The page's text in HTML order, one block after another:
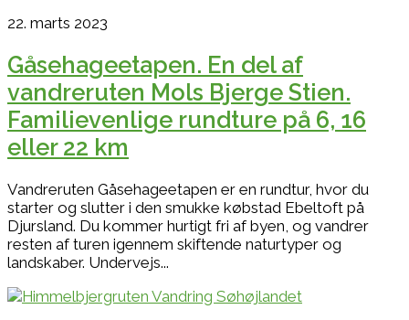
22. marts 2023
Gåsehageetapen. En del af
vandreruten Mols Bjerge Stien.
Familievenlige rundture på 6, 16
eller 22 km
Vandreruten Gåsehageetapen er en rundtur, hvor du
starter og slutter i den smukke købstad Ebeltoft på
Djursland. Du kommer hurtigt fri af byen, og vandrer
resten af turen igennem skiftende naturtyper og
landskaber. Undervejs...